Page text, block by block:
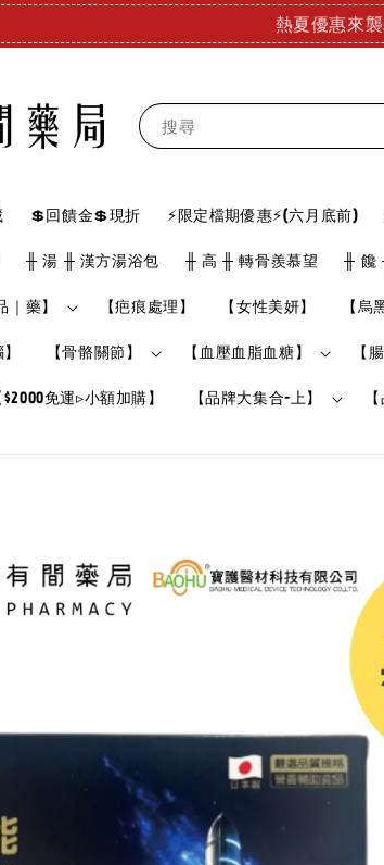
好冷好冷 儀
搜尋
💲回饋金💲現折 ⚡限定檔期優惠⚡(六月底前)
╫ 湯 ╫ 漢方湯浴包 ╫ 高 ╫ 轉骨羨慕望 ╫ 饞
藥】 【疤痕處理】 【女性美妍】 【烏
【骨骼關節】 【血壓血脂血糖】 【
$2000免運▹小額加購】 【品牌大集合-上】